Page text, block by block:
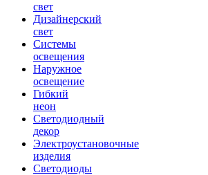
свет
Дизайнерский
свет
Системы
освещения
Наружное
освещение
Гибкий
неон
Светодиодный
декор
Электроустановочные
изделия
Светодиоды